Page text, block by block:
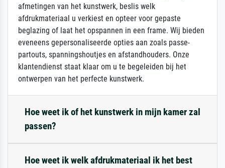
afmetingen van het kunstwerk, beslis welk
afdrukmateriaal u verkiest en opteer voor gepaste
beglazing of laat het opspannen in een frame. Wij bieden
eveneens gepersonaliseerde opties aan zoals passe-
partouts, spanningshoutjes en afstandhouders. Onze
klantendienst staat klaar om u te begeleiden bij het
ontwerpen van het perfecte kunstwerk.
Hoe weet ik of het kunstwerk in mijn kamer zal
passen?
Hoe weet ik welk afdrukmateriaal ik het best